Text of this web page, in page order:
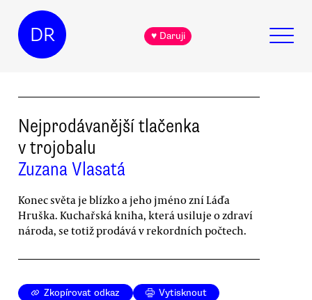
DR ♥ Daruji
Nejprodávanější tlačenka
v trojobalu
Zuzana Vlasatá
Konec světa je blízko a jeho jméno zní Láďa
Hruška. Kuchařská kniha, která usiluje o zdraví
národa, se totiž prodává v rekordních počtech.
Zkopírovat odkaz Vytisknout